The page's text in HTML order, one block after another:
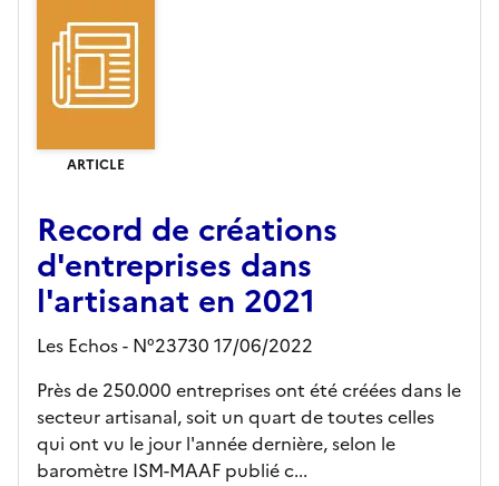
ARTICLE
Record de créations
d'entreprises dans
l'artisanat en 2021
Les Echos - N°23730 17/06/2022
Près de 250.000 entreprises ont été créées dans le
secteur artisanal, soit un quart de toutes celles
qui ont vu le jour l'année dernière, selon le
baromètre ISM-MAAF publié c...